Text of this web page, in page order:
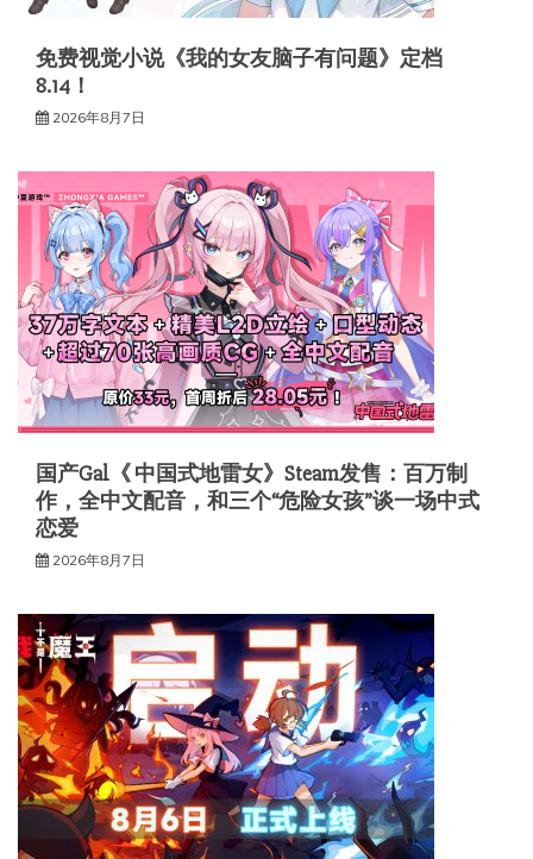
免费视觉小说《我的女友脑子有问题》定档
8.14！
2026年8月7日
国产Gal《 中国式地雷女》Steam发售：百万制
作，全中文配音，和三个“危险女孩”谈一场中式
恋爱
2026年8月7日